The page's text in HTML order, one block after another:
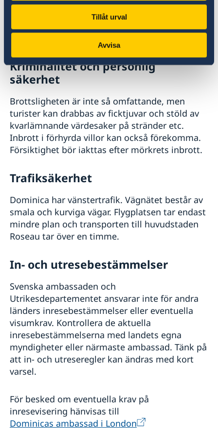
Tillåt urval
Avvisa
Lokala lagar och sedvänjor
Det är viktigt att respektera lokala lagar och
sedvänjor.
Kriminalitet och personlig
säkerhet
Brottsligheten är inte så omfattande, men
turister kan drabbas av ficktjuvar och stöld av
kvarlämnande värdesaker på stränder etc.
Inbrott i förhyrda villor kan också förekomma.
Försiktighet bör iakttas efter mörkrets inbrott.
Trafiksäkerhet
Dominica har vänstertrafik. Vägnätet består av
smala och kurviga vägar. Flygplatsen tar endast
mindre plan och transporten till huvudstaden
Roseau tar över en timme.
In- och utresebestämmelser
Svenska ambassaden och
Utrikesdepartementet ansvarar inte för andra
länders inresebestämmelser eller eventuella
visumkrav. Kontrollera de aktuella
inresebestämmelserna med landets egna
myndigheter eller närmaste ambassad. Tänk på
att in- och utreseregler kan ändras med kort
varsel.
För besked om eventuella krav på
inresevisering hänvisas till
Dominicas ambassad i London